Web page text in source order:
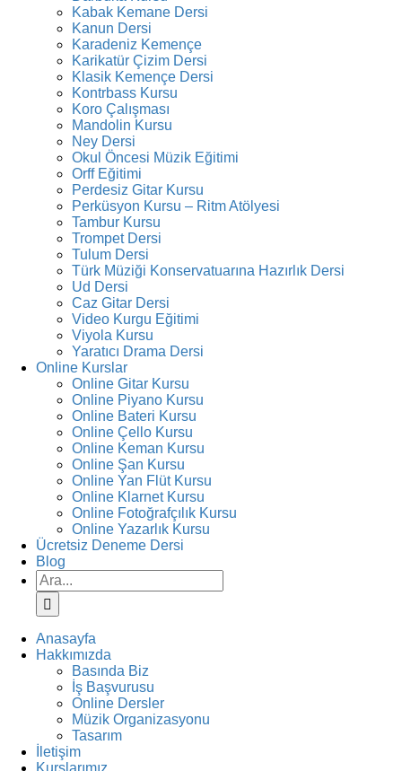
Kabak Kemane Dersi
Kanun Dersi
Karadeniz Kemençe
Karikatür Çizim Dersi
Klasik Kemençe Dersi
Kontrbass Kursu
Koro Çalışması
Mandolin Kursu
Ney Dersi
Okul Öncesi Müzik Eğitimi
Orff Eğitimi
Perdesiz Gitar Kursu
Perküsyon Kursu – Ritm Atölyesi
Tambur Kursu
Trompet Dersi
Tulum Dersi
Türk Müziği Konservatuarına Hazırlık Dersi
Ud Dersi
Caz Gitar Dersi
Video Kurgu Eğitimi
Viyola Kursu
Yaratıcı Drama Dersi
Online Kurslar
Online Gitar Kursu
Online Piyano Kursu
Online Bateri Kursu
Online Çello Kursu
Online Keman Kursu
Online Şan Kursu
Online Yan Flüt Kursu
Online Klarnet Kursu
Online Fotoğrafçılık Kursu
Online Yazarlık Kursu
Ücretsiz Deneme Dersi
Blog
Ara:
Anasayfa
Hakkımızda
Basında Biz
İş Başvurusu
Online Dersler
Müzik Organizasyonu
Tasarım
İletişim
Kurslarımız